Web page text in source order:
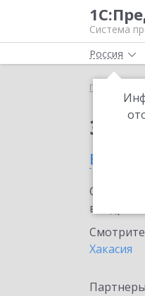
Система
Россия
Главная
в
Хакасия